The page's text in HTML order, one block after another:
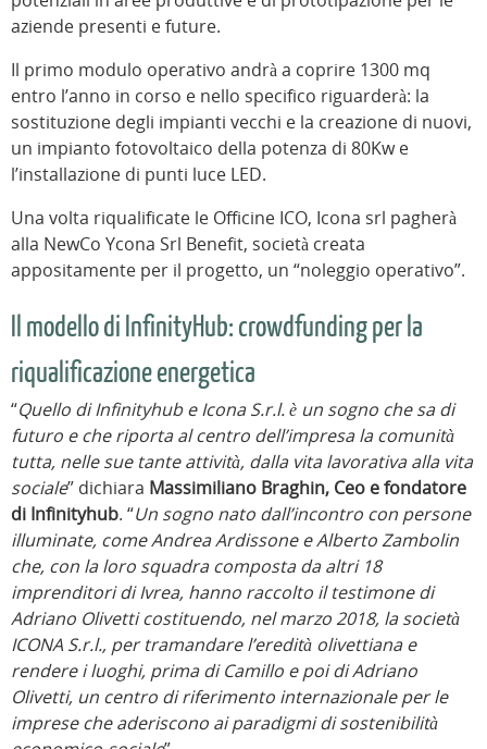
aziende presenti e future.
Il primo modulo operativo andrà a coprire 1300 mq
entro l’anno in corso e nello specifico riguarderà: la
sostituzione degli impianti vecchi e la creazione di nuovi,
un impianto fotovoltaico della potenza di 80Kw e
l’installazione di punti luce LED.
Una volta riqualificate le Officine ICO, Icona srl pagherà
alla NewCo Ycona Srl Benefit, società creata
appositamente per il progetto, un “noleggio operativo”.
Il modello di InfinityHub: crowdfunding per la
riqualificazione energetica
“Quello di Infinityhub e Icona S.r.l. è un sogno che sa di
futuro e che riporta al centro dell’impresa la comunità
tutta, nelle sue tante attività, dalla vita lavorativa alla vita
sociale” dichiara Massimiliano Braghin, Ceo e fondatore
di Infinityhub. “Un sogno nato dall’incontro con persone
illuminate, come Andrea Ardissone e Alberto Zambolin
che, con la loro squadra composta da altri 18
imprenditori di Ivrea, hanno raccolto il testimone di
Adriano Olivetti costituendo, nel marzo 2018, la società
ICONA S.r.l., per tramandare l’eredità olivettiana e
rendere i luoghi, prima di Camillo e poi di Adriano
Olivetti, un centro di riferimento internazionale per le
imprese che aderiscono ai paradigmi di sostenibilità